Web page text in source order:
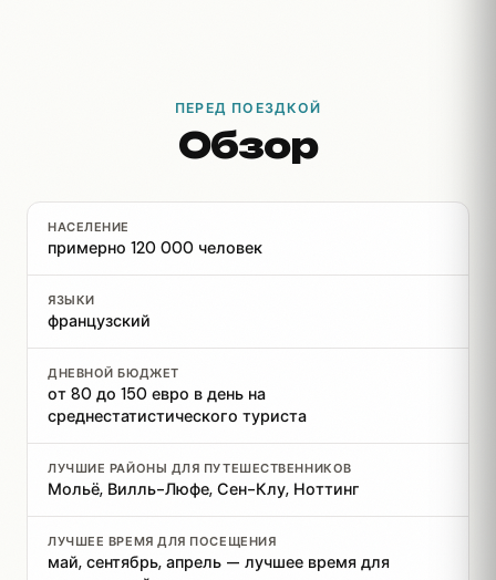
ПЕРЕД ПОЕЗДКОЙ
Обзор
НАСЕЛЕНИЕ
примерно 120 000 человек
ЯЗЫКИ
французский
ДНЕВНОЙ БЮДЖЕТ
от 80 до 150 евро в день на
среднестатистического туриста
ЛУЧШИЕ РАЙОНЫ ДЛЯ ПУТЕШЕСТВЕННИКОВ
Мольё, Вилль-Люфе, Сен-Клу, Ноттинг
ЛУЧШЕЕ ВРЕМЯ ДЛЯ ПОСЕЩЕНИЯ
май, сентябрь, апрель — лучшее время для